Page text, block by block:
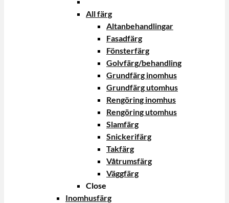
All färg
Altanbehandlingar
Fasadfärg
Fönsterfärg
Golvfärg/behandling
Grundfärg inomhus
Grundfärg utomhus
Rengöring inomhus
Rengöring utomhus
Slamfärg
Snickerifärg
Takfärg
Våtrumsfärg
Väggfärg
Close
Inomhusfärg